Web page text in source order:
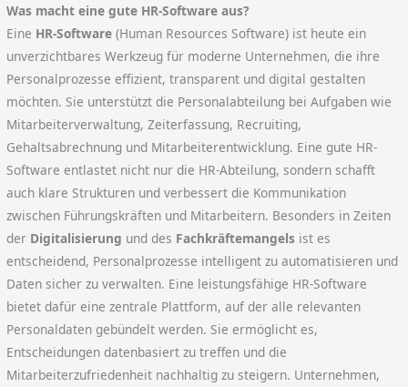
Was macht eine gute HR-Software aus?
Eine HR-Software (Human Resources Software) ist heute ein
unverzichtbares Werkzeug für moderne Unternehmen, die ihre
Personalprozesse effizient, transparent und digital gestalten
möchten. Sie unterstützt die Personalabteilung bei Aufgaben wie
Mitarbeiterverwaltung, Zeiterfassung, Recruiting,
Gehaltsabrechnung und Mitarbeiterentwicklung. Eine gute HR-
Software entlastet nicht nur die HR-Abteilung, sondern schafft
auch klare Strukturen und verbessert die Kommunikation
zwischen Führungskräften und Mitarbeitern. Besonders in Zeiten
der Digitalisierung und des Fachkräftemangels ist es
entscheidend, Personalprozesse intelligent zu automatisieren und
Daten sicher zu verwalten. Eine leistungsfähige HR-Software
bietet dafür eine zentrale Plattform, auf der alle relevanten
Personaldaten gebündelt werden. Sie ermöglicht es,
Entscheidungen datenbasiert zu treffen und die
Mitarbeiterzufriedenheit nachhaltig zu steigern. Unternehmen,